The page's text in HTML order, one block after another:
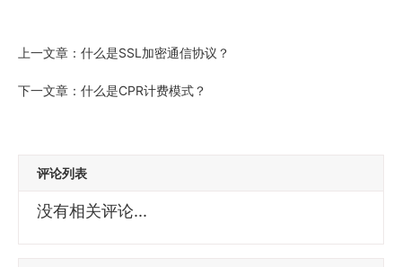
上一文章： 什么是SSL加密通信协议？
下一文章： 什么是CPR计费模式？
评论列表
没有相关评论...